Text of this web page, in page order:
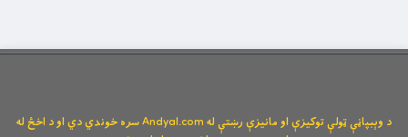
د وېبپاڼې ټولې توکیزې او مانیزې رښتې له Andyal.com سره خوندي دي او د اخځ له